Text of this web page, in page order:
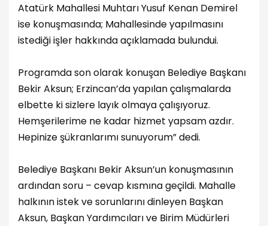
Atatürk Mahallesi Muhtarı Yusuf Kenan Demirel
ise konuşmasında; Mahallesinde yapılmasını
istediği işler hakkında açıklamada bulundui.
Programda son olarak konuşan Belediye Başkanı
Bekir Aksun; Erzincan’da yapılan çalışmalarda
elbette ki sizlere layık olmaya çalışıyoruz.
Hemşerilerime ne kadar hizmet yapsam azdır.
Hepinize şükranlarımı sunuyorum” dedi.
Belediye Başkanı Bekir Aksun’un konuşmasının
ardından soru – cevap kısmına geçildi. Mahalle
halkının istek ve sorunlarını dinleyen Başkan
Aksun, Başkan Yardımcıları ve Birim Müdürleri